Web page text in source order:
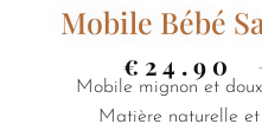
Mobile Bébé
€ 24.90
Mobile mignon et
Matière naturelle